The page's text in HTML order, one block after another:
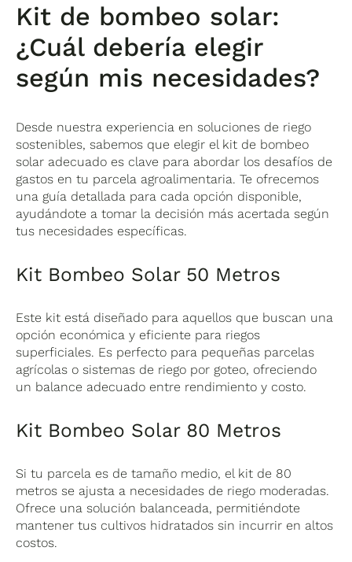
Kit de bombeo solar:
¿Cuál debería elegir
según mis necesidades?
Desde nuestra experiencia en soluciones de riego
sostenibles, sabemos que elegir el kit de bombeo
solar adecuado es clave para abordar los desafíos de
gastos en tu parcela agroalimentaria. Te ofrecemos
una guía detallada para cada opción disponible,
ayudándote a tomar la decisión más acertada según
tus necesidades específicas.
Kit Bombeo Solar 50 Metros
Este kit está diseñado para aquellos que buscan una
opción económica y eficiente para riegos
superficiales. Es perfecto para pequeñas parcelas
agrícolas o sistemas de riego por goteo, ofreciendo
un balance adecuado entre rendimiento y costo.
Kit Bombeo Solar 80 Metros
Si tu parcela es de tamaño medio, el kit de 80
metros se ajusta a necesidades de riego moderadas.
Ofrece una solución balanceada, permitiéndote
mantener tus cultivos hidratados sin incurrir en altos
costos.